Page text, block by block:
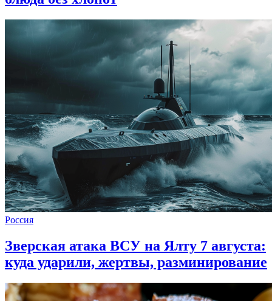
Россия
Зверская атака ВСУ на Ялту 7 августа:
куда ударили, жертвы, разминирование